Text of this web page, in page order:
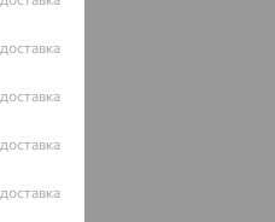
доставка
доставка
доставка
доставка